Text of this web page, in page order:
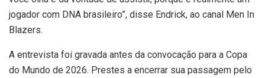
jogador com DNA brasileiro”, disse Endrick, ao canal Men In
Blazers.
A entrevista foi gravada antes da convocação para a Copa
do Mundo de 2026. Prestes a encerrar sua passagem pelo